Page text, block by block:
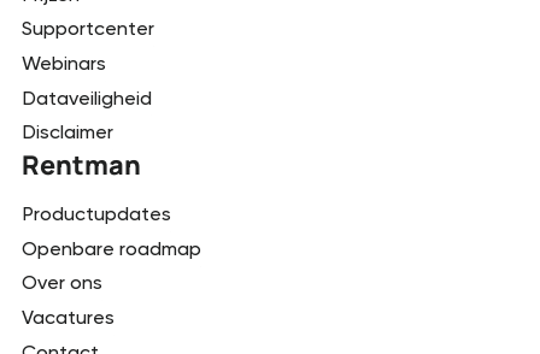
Supportcenter
Webinars
Dataveiligheid
Disclaimer
Rentman
Productupdates
Openbare roadmap
Over ons
Vacatures